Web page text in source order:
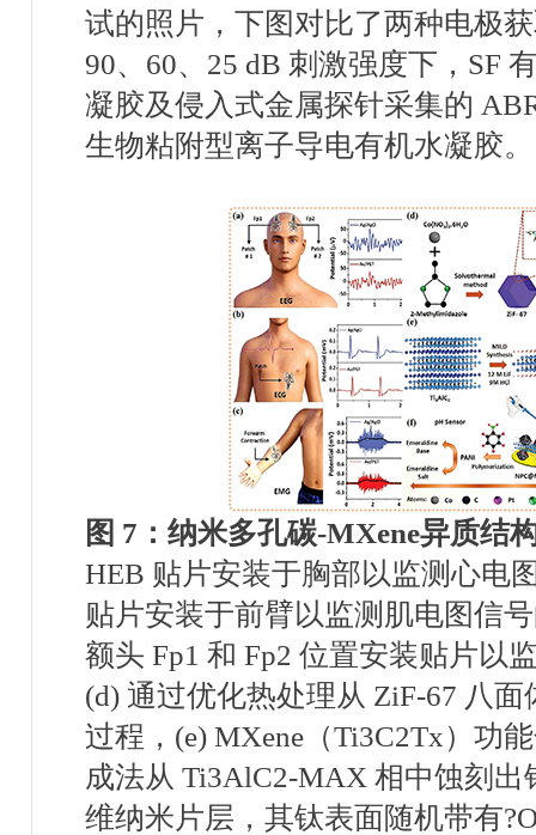
试的照片，下图对比了两种电极
90、 60、 25 dB 刺激强度下， SF
凝胶及侵入式金属探针采集的
生物粘附型离子导电有机水凝胶。
图 7 ： 纳米多孔碳-MXene异质结
HEB 贴片安装于胸部以监测心电
贴片安装于前臂以监测肌电图信
额头 Fp1 和 Fp2 位置安装贴片以
(d) 通过优化热处理从 ZiF-67 八
过程， (e) MXene （Ti3C2Tx）功
成法从 Ti3AlC2-MAX 相中蚀刻出
维纳米片层，其钛表面随机带有